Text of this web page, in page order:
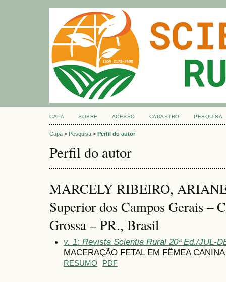
CAPA SOBRE ACESSO CADASTRO PESQUISA
Capa > Pesquisa > Perfil do autor
Perfil do autor
MARCELY RIBEIRO,
Superior dos Campos Gerais –
Grossa – PR., Brasil
v. 1: Revista Scientia Rural 20ª Ed./JUL-
MACERAÇÃO FETAL EM FÊMEA
RESUMO PDF